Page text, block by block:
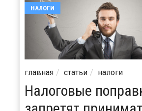
НАЛОГИ
главная статьи налоги
Налоговые